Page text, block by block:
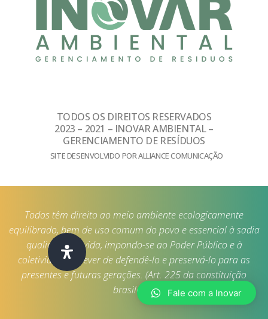
TODOS OS DIREITOS RESERVADOS
2023 – 2021 – INOVAR AMBIENTAL –
GERENCIAMENTO DE RESÍDUOS
SITE DESENVOLVIDO POR ALLIANCE COMUNICAÇÃO
Todos têm direito ao meio ambiente ecologicamente
equilibrado, bem de uso comum do povo e essencial à sadia
qualidade de vida, impondo-se ao Poder Público e à
coletividade o dever de defendê-lo e preservá-lo para as
presentes e futuras gerações. (Art. 225 da constituição
brasileira)
Fale com a Inovar